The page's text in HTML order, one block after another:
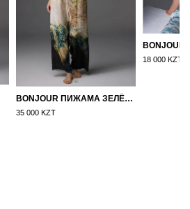
BONJOUR ПИЖАМА ЗЕЛЁНЫЙ
35 000 KZT
18 000 KZT